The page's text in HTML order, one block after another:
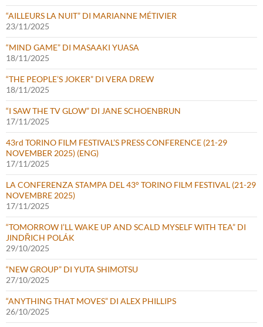
“AILLEURS LA NUIT” DI MARIANNE MÉTIVIER
23/11/2025
“MIND GAME” DI MASAAKI YUASA
18/11/2025
“THE PEOPLE’S JOKER” DI VERA DREW
18/11/2025
“I SAW THE TV GLOW” DI JANE SCHOENBRUN
17/11/2025
43rd TORINO FILM FESTIVAL’S PRESS CONFERENCE (21-29
NOVEMBER 2025) (ENG)
17/11/2025
LA CONFERENZA STAMPA DEL 43° TORINO FILM FESTIVAL (21-29
NOVEMBRE 2025)
17/11/2025
“TOMORROW I’LL WAKE UP AND SCALD MYSELF WITH TEA” DI
JINDŘICH POLÁK
29/10/2025
“NEW GROUP” DI YUTA SHIMOTSU
27/10/2025
“ANYTHING THAT MOVES” DI ALEX PHILLIPS
26/10/2025